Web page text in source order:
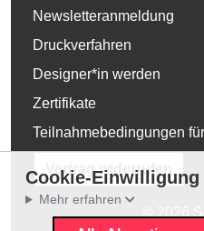
Newsletteranmeldung
Druckverfahren
Designer*in werden
Zertifikate
Teilnahmebedingungen
Vertrag widerrufen
Cookie-Einwilligung
Mehr erfahren